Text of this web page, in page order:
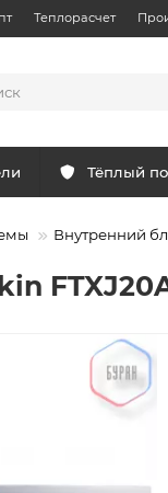
Теплорасчет
Тёплый
Внутренний